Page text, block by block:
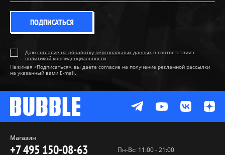
ПОДПИСАТЬСЯ
Даю согласие на обработку персональных данных в соответствии с
политикой конфиденциальности
Нажимая «Подписаться», вы даете согласие на получение рекламной рассылки
на указанный вами E-mail.
Магазин
+7 495 150-08-63 Пн-Вс: 11:00 - 21:00